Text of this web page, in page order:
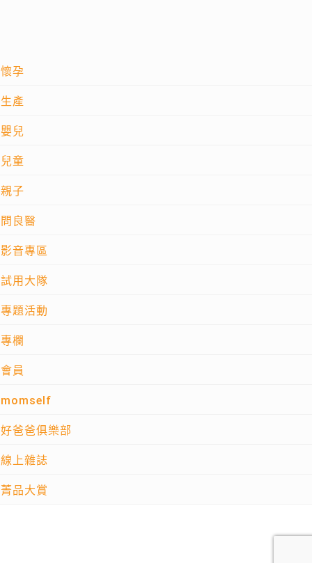
懷孕
生產
嬰兒
兒童
親子
問良醫
影音專區
試用大隊
專題活動
專欄
會員
momself
好爸爸俱樂部
線上雜誌
菁品大賞